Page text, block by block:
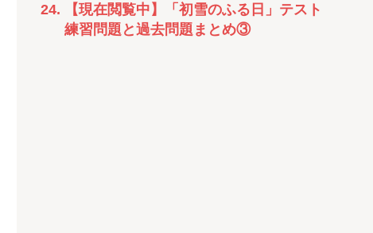
【現在閲覧中】「初雪のふる日」テスト
練習問題と過去問題まとめ③